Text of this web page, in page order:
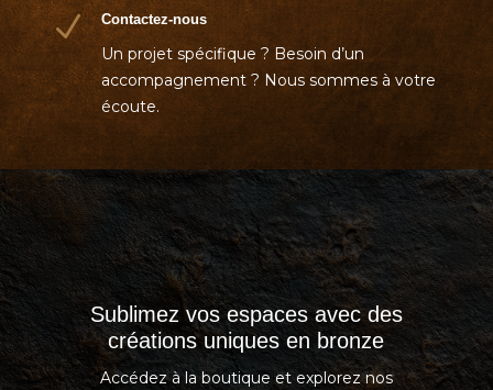
N Contactez-nous
Un projet spécifique ? Besoin d’un
accompagnement ? Nous sommes à votre
écoute.
Sublimez vos espaces avec des
créations uniques en bronze
Accédez à la boutique et explorez nos